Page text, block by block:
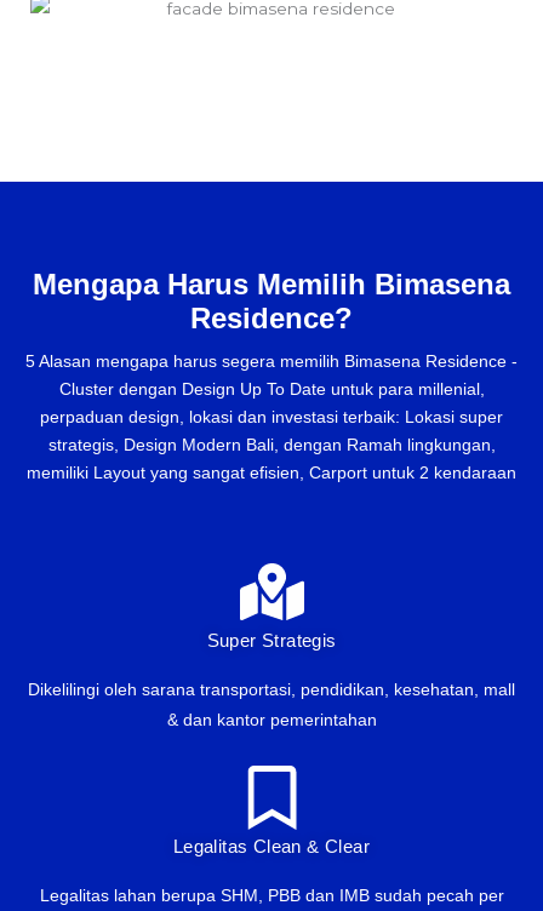
Mengapa Harus Memilih Bimasena
Residence?
5 Alasan mengapa harus segera memilih Bimasena Residence -
Cluster dengan Design Up To Date untuk para millenial,
perpaduan design, lokasi dan investasi terbaik: Lokasi super
strategis, Design Modern Bali, dengan Ramah lingkungan,
memiliki Layout yang sangat efisien, Carport untuk 2 kendaraan
Super Strategis
Dikelilingi oleh sarana transportasi, pendidikan, kesehatan, mall
& dan kantor pemerintahan
Legalitas Clean & Clear
Legalitas lahan berupa SHM, PBB dan IMB sudah pecah per